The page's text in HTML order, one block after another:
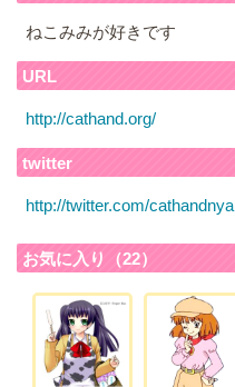
ねこみみが好きです
URL
http://cathand.org/
twitter
http://twitter.com/cathandnya
お気に入り（22）